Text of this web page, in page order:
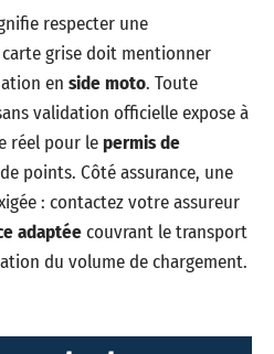
respecter une
grise doit mentionner
en side moto. Toute
validation officielle expose à
réel pour lepermis de
points. Côté assurance, une
: contactez votre assureur
adaptéecouvrant le transport
du volume de chargement.